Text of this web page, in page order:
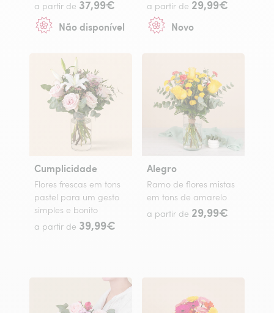
a partir de 37,99€
Não disponível
a partir de 29,99€
Novo
Cumplicidade
Flores frescas em tons
pastel para um gesto
simples e bonito
a partir de 39,99€
Alegro
Ramo de flores mistas
em tons de amarelo
a partir de 29,99€